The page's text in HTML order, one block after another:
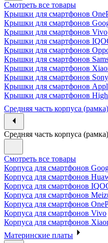
Смотреть все товары
Крышки для смартфонов
Крышки для смартфонов
Крышки для смартфонов Vivo
Крышки для смартфонов
Крышки для смартфонов
Крышки для смартфонов
Крышки для смартфонов
Крышки для смартфонов Sony
Крышки для смартфонов
Крышки для смартфонов
Средняя часть корпуса (рамка)
Средняя часть корпуса (рамка)
Смотреть все товары
Корпуса для смартфонов
Корпуса для смартфонов
Корпуса для смартфонов
Корпуса для смартфонов
Корпуса для смартфонов
Корпуса для смартфонов Vivo
Корпуса для смартфонов
Материнские платы